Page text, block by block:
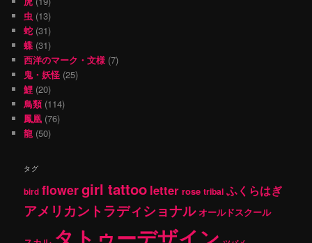
虫 (13)
蛇 (31)
蝶 (31)
西洋のマーク・文様 (7)
鬼・妖怪 (25)
鯉 (20)
鳥類(114)
鳳凰 (76)
龍 (50)
タグ
bird flowergirl tattoo letter rose tribal ふくらはぎ
アメリカントラディショナル オールドスクール